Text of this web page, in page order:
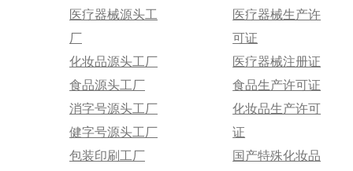
医疗器械源头工
厂
化妆品源头工厂
食品源头工厂
消字号源头工厂
健字号源头工厂
包装印刷工厂
医疗器械生产许
可证
医疗器械注册证
食品生产许可证
化妆品生产许可
证
国产特殊化妆品